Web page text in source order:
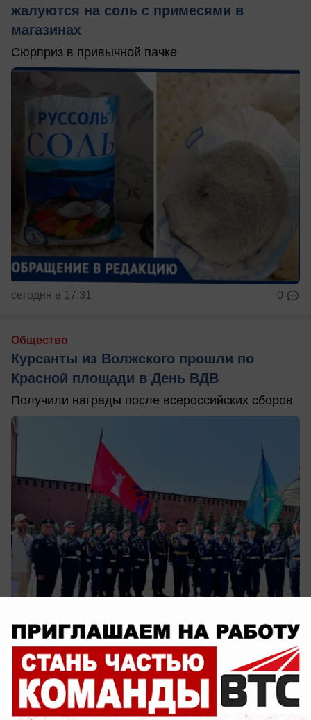
жалуются на соль с примесями в
магазинах
Сюрприз в привычной пачке
сегодня в 17:31 0
Общество
Курсанты из Волжского прошли по
Красной площади в День ВДВ
Получили награды после всероссийских сборов
сегодня в 16:28
Обращение в редакцию
В Волжском жилые квартиры заливает